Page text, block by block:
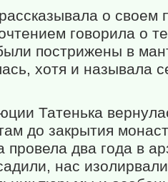
о своем
говорила о
пострижены в
хотя и называла
Татенька
до закрытия
провела два года в
нас